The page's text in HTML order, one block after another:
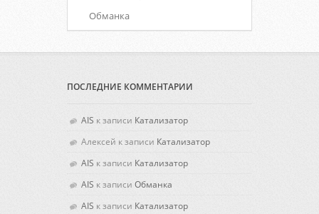
Обманка
ПОСЛЕДНИЕ КОММЕНТАРИИ
AIS к записи Катализатор
Алексей к записи Катализатор
AIS к записи Катализатор
AIS к записи Обманка
AIS к записи Катализатор